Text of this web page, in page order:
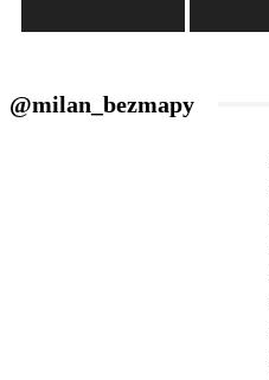
@milan_bezmapy